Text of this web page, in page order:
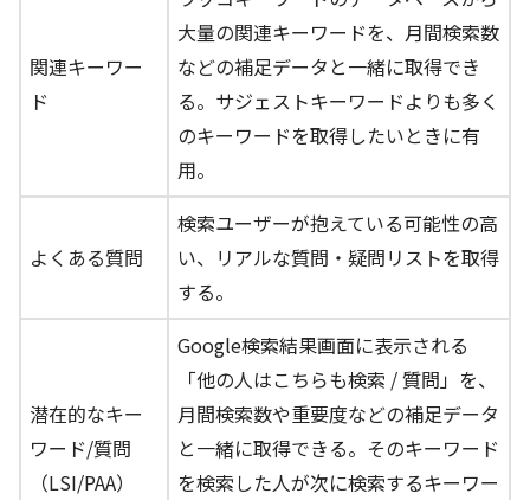
関連キーワー
ド
大量の関連キーワードを、月間検索数
などの補足データと一緒に取得でき
る。サジェストキーワードよりも多く
のキーワードを取得したいときに有
用。
よくある質問
検索ユーザーが抱えている可能性の高
い、リアルな質問・疑問リストを取得
する。
潜在的なキー
ワード/質問
（LSI/PAA）
Google検索結果画面に表示される
「他の人はこちらも検索 / 質問」を、
月間検索数や重要度などの補足データ
と一緒に取得できる。そのキーワード
を検索した人が次に検索するキーワー